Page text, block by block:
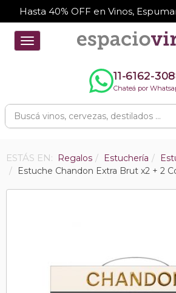
Hasta 40% OFF en Vinos,
Toggle
navigation
11-6162-
Chateá por
ESTÁS EN: Regalos Estuchería
Estuche Chandon Extra Brut x2 + 2